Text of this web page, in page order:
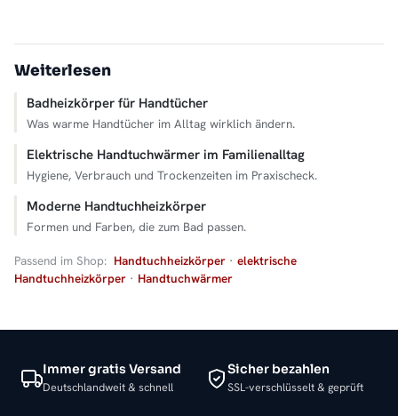
Weiterlesen
Badheizkörper für Handtücher
Was warme Handtücher im Alltag wirklich ändern.
Elektrische Handtuchwärmer im Familienalltag
Hygiene, Verbrauch und Trockenzeiten im Praxischeck.
Moderne Handtuchheizkörper
Formen und Farben, die zum Bad passen.
Passend im Shop: Handtuchheizkörper · elektrische
Handtuchheizkörper · Handtuchwärmer
Immer gratis Versand
Deutschlandweit & schnell
Sicher bezahlen
SSL-verschlüsselt & geprüft